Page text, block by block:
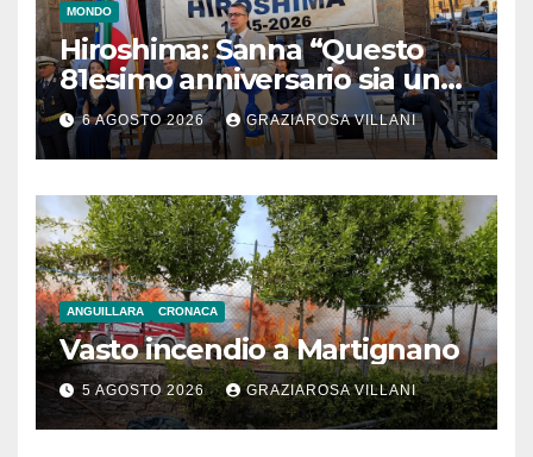
MONDO
Hiroshima: Sanna “Questo
81esimo anniversario sia un
monito per tutti”
6 AGOSTO 2026 GRAZIAROSA VILLANI
ANGUILLARA CRONACA
Vasto incendio a Martignano
5 AGOSTO 2026 GRAZIAROSA VILLANI